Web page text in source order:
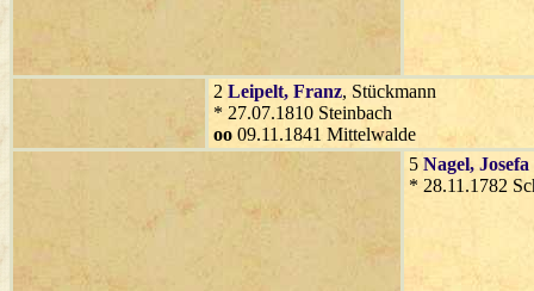
2 Leipelt, Franz, Stückmann
* 27.07.1810 Steinbach
oo 09.11.1841 Mittelwalde
5 Nagel, Josefa
* 28.11.1782